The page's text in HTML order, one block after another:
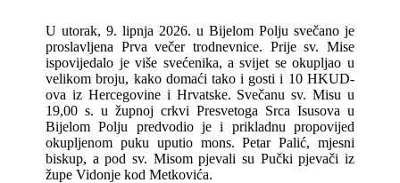
U utorak, 9. lipnja 2026. u Bijelom Polju svečano je
proslavljena Prva večer trodnevnice. Prije sv. Mise
ispovijedalo je više svećenika, a svijet se okupljao u
velikom broju, kako domaći tako i gosti i 10 HKUD-
ova iz Hercegovine i Hrvatske. Svečanu sv. Misu u
19,00 s. u župnoj crkvi Presvetoga Srca Isusova u
Bijelom Polju predvodio je i prikladnu propovijed
okupljenom puku uputio mons. Petar Palić, mjesni
biskup, a pod sv. Misom pjevali su Pučki pjevači iz
župe Vidonje kod Metkovića.